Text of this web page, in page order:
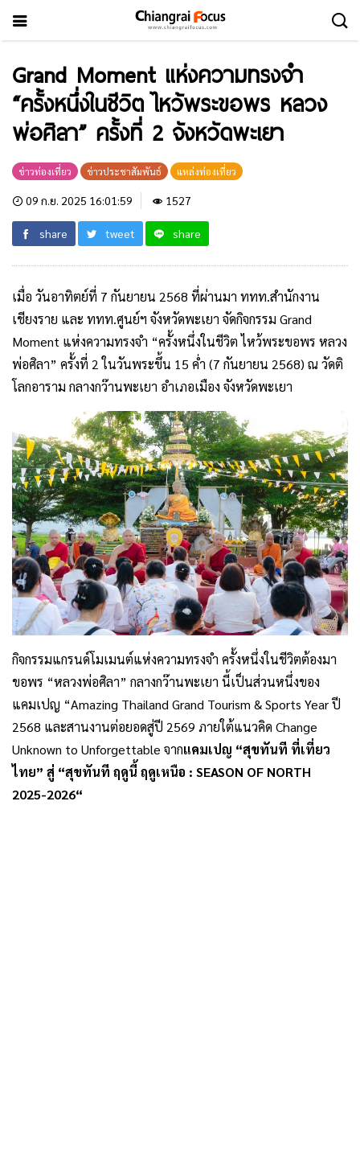
Grand Moment แห่งความทรงจำ
“ครั้งหนึ่งในชีวิต ไหว้พระขอพร หลวง
พ่อศิลา” ครั้งที่ 2 จังหวัดพะเยา
ข่าวท่องเที่ยว ข่าวประชาสัมพันธ์ แหล่งท่องเที่ยว
09 ก.ย. 2025 16:01:59 1527
share tweet share
เมื่อ วันอาทิตย์ที่ 7 กันยายน 2568 ที่ผ่านมา ททท.สำนักงาน
เชียงราย และ ททท.ศูนย์ฯ จังหวัดพะเยา จัดกิจกรรม Grand
Moment แห่งความทรงจำ “ครั้งหนึ่งในชีวิต ไหว้พระขอพร หลวง
พ่อศิลา” ครั้งที่ 2 ในวันพระขึ้น 15 ค่ำ (7 กันยายน 2568) ณ วัดติ
โลกอาราม กลางกว๊านพะเยา อำเภอเมือง จังหวัดพะเยา
กิจกรรมแกรนด์โมเมนต์แห่งความทรงจำ ครั้งหนึ่งในชีวิตต้องมา
ขอพร “หลวงพ่อศิลา” กลางกว๊านพะเยา นี้เป็นส่วนหนึ่งของ
แคมเปญ “Amazing Thailand Grand Tourism & Sports Year ปี
2568 และสานงานต่อยอดสู่ปี 2569 ภายใต้แนวคิด Change
Unknown to Unforgettable จากแคมเปญ “สุขทันที ที่เที่ยว
ไทย” สู่ “สุขทันที ฤดูนี้ ฤดูเหนือ : SEASON OF NORTH
2025-2026“